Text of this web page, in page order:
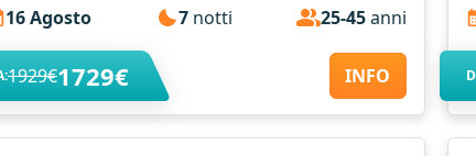
16 Agosto 7notti 25-45anni
1929€1729€ INFO